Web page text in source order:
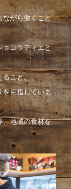
ながら働くこと
ョコラティエと
ること。
を目指していま
、地域の食材を